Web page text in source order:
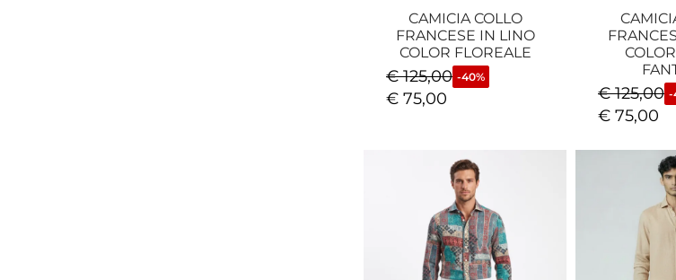
CAMICIA COLLO
FRANCESE IN LINO
COLOR FLOREALE
€125,00 -40%
€ 75,00 €125,00 -
€ 75,00